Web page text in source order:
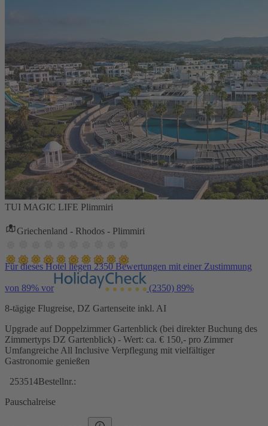
TUI MAGIC LIFE Plimmiri
Griechenland - Rhodos - Plimmiri
Für dieses Hotel liegen 2350 Bewertungen mit einer Zustimmung
von 89% vor (2350) 89%
8-tägige Flugreise, DZ Gartenseite inkl. AI
Upgrade auf Doppelzimmer Gartenblick (bei direkter Buchung des
Zimmertyps DZ Gartenblick) - Wert: ca. € 150,- pro Zimmer
Umfangreiche All Inclusive Verpflegung mit vielfältiger
Gastronomie genießen
253514Bestellnr.:
Pauschalreise